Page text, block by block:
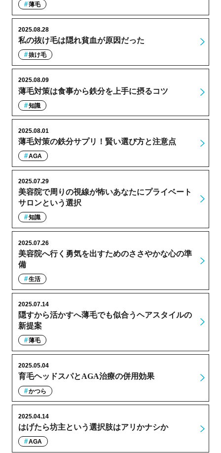
薄毛
私の抜け毛は隠れ貧血が原因だった
2025.08.28
抜け毛
薄毛対策は食事から鉄分を上手に摂るコツ
2025.08.09
知識
薄毛対策の鉄分サプリ！賢い選び方と注意点
2025.08.01
AGA
美容院で周りの視線が怖いあなたにプライベート
サロンという選択
2025.07.29
知識
美容院へ行く勇気を出すためのささやかな心の準
備
2025.07.26
生活
隠すから活かすへ薄毛でも似合うヘアスタイルの
新提案
2025.07.14
薄毛
育毛ヘッドスパとAGA治療の併用効果
2025.05.04
かつら
はげたら坊主という選択肢はアリかナシか
2025.04.14
AGA